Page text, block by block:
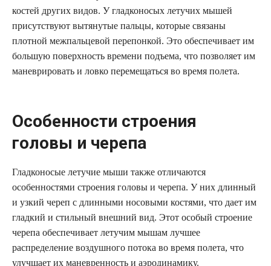
костей других видов. У гладконосых летучих мышей
присутствуют вытянутые пальцы, которые связаны
плотной межпальцевой перепонкой. Это обеспечивает им
большую поверхность времени подъема, что позволяет им
маневрировать и ловко перемещаться во время полета.
Особенности строения
головы и черепа
Гладконосые летучие мыши также отличаются
особенностями строения головы и черепа. У них длинный
и узкий череп с длинными носовыми костями, что дает им
гладкий и стильный внешний вид. Этот особый строение
черепа обеспечивает летучим мышам лучшее
распределение воздушного потока во время полета, что
улучшает их маневренность и аэродинамику.